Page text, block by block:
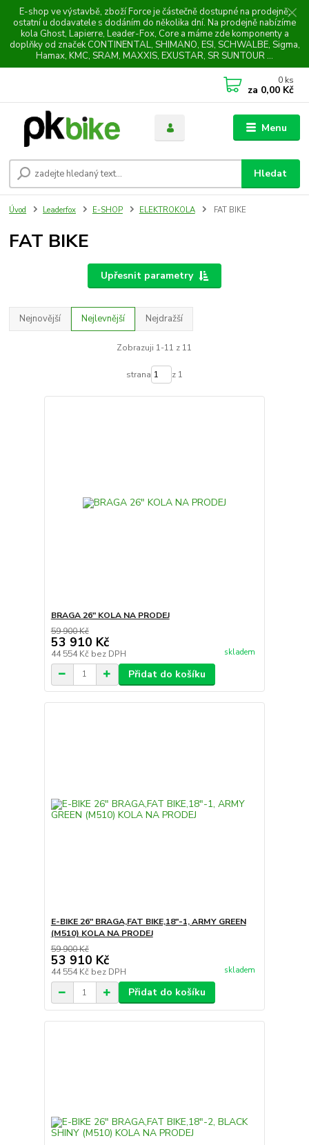
E-shop ve výstavbě, zboží Force je částečně dostupné na prodejně,
ostatní u dodavatele s dodáním do několika dní. Na prodejně nabízíme
kola Ghost, Lapierre, Leader-Fox, Core a máme zde komponenty a
doplňky od značek CONTINENTAL, SHIMANO, ESI, SCHWALBE, Sigma,
Hamax, KMC, SRAM, MAXXIS, EXUSTAR, SR SUNTOUR ...
Menu
Hledat
0 ks
za 0,00 Kč
Úvod Leaderfox E-SHOP ELEKTROKOLA FAT BIKE
FAT BIKE
Upřesnit parametry
Nejnovější Nejlevnější Nejdražší
Zobrazuji 1-11 z 11
strana z 1
BRAGA 26" KOLA NA PRODEJ
59 900 Kč
53 910 Kč
44 554 Kč bez DPH skladem
Přidat do košíku
E-BIKE 26" BRAGA,FAT BIKE,18"-1, ARMY GREEN
(M510) KOLA NA PRODEJ
59 900 Kč
53 910 Kč
44 554 Kč bez DPH skladem
Přidat do košíku